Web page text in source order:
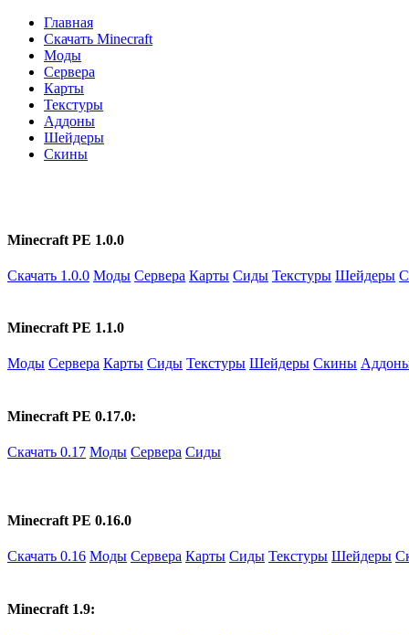
Главная
Скачать Minecraft
Моды
Сервера
Карты
Текстуры
Аддоны
Шейдеры
Скины
Minecraft PE 1.0.0
Скачать 1.0.0 Моды Сервера Карты Сиды Текстуры Шейдеры
Minecraft PE 1.1.0
Моды Сервера Карты Сиды Текстуры Шейдеры Скины
Minecraft PE 0.17.0:
Скачать 0.17 Моды Сервера Сиды
Minecraft PE 0.16.0
Скачать 0.16 Моды Сервера Карты Сиды Текстуры Шейдеры
Minecraft 1.9: